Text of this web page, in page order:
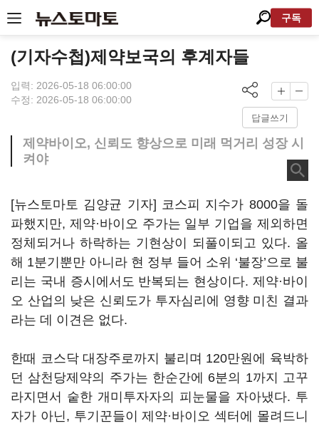
구독
(기자수첩)제약보국의 후계자들
입력: 2026-05-18 06:00:00
수정: 2026-05-18 06:00:00
답글쓰기
제약바이오, 신뢰도 향상으로 미래 먹거리 성장 시
켜야
[뉴스토마토 김양균 기자] 코스피 지수가 8000을 돌
파했지만, 제약·바이오 주가는 일부 기업을 제외하면
정체되거나 하락하는 기현상이 되풀이되고 있다. 올
해 1분기뿐만 아니라 현 정부 들어 소위 ‘불장’으로 불
리는 국내 증시에서도 반복되는 현상이다. 제약·바이
오 산업의 낮은 신뢰도가 투자심리에 영향 미친 결과
라는 데 이견은 없다.
한때 코스닥 대장주로까지 불리며 120만원에 육박하
던 삼천당제약의 주가는 한순간에 6분의 1까지 고꾸
라지면서 숱한 개미투자자의 피눈물을 자아냈다. 투
자가 아닌, 투기꾼들이 제약·바이오 섹터에 몰려드니